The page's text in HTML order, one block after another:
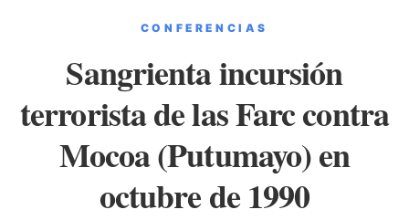
CONFERENCIAS
Sangrienta incursión
terrorista de las Farc contra
Mocoa (Putumayo) en
octubre de 1990